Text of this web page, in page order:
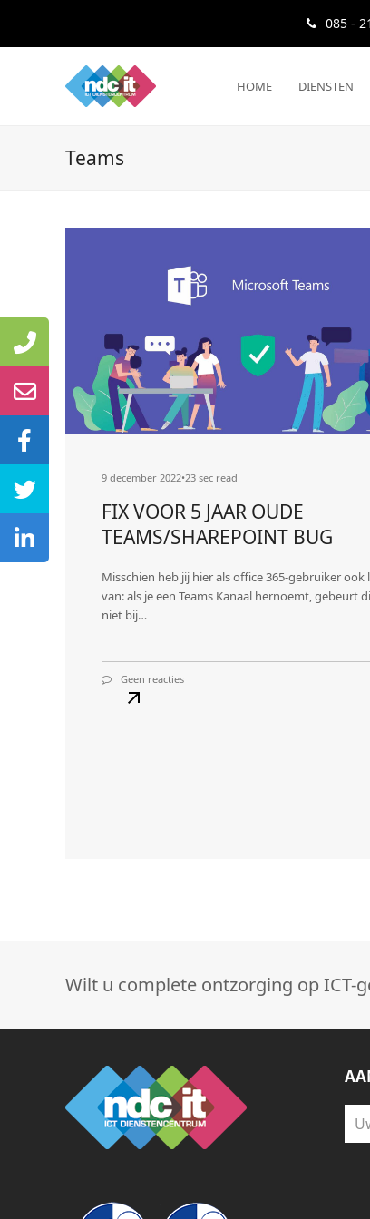
085 -
HOME DIENSTEN
Teams
9 december 2022•23 sec read
FIX VOOR 5 JAAR OUDE
TEAMS/SHAREPOINT BUG
Misschien heb jij hier als office 365-gebruiker ook
van: als je een Teams Kanaal hernoemt, gebeurt
niet bij…
Geen reacties
Wilt u complete ontzorging op ICT-
Uw
e-